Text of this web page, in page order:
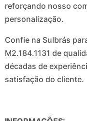
reforçando nosso
personalização.
Confie na Sulbrás
M2.184.1131 de
décadas de
satisfação do cliente.